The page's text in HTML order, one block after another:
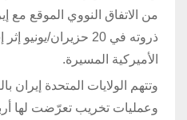
ذروته في 20 حزيران/
الأميركية المسيرة.
وتتهم الولايات المتحدة
وعمليات تخريب تعرّضت لها